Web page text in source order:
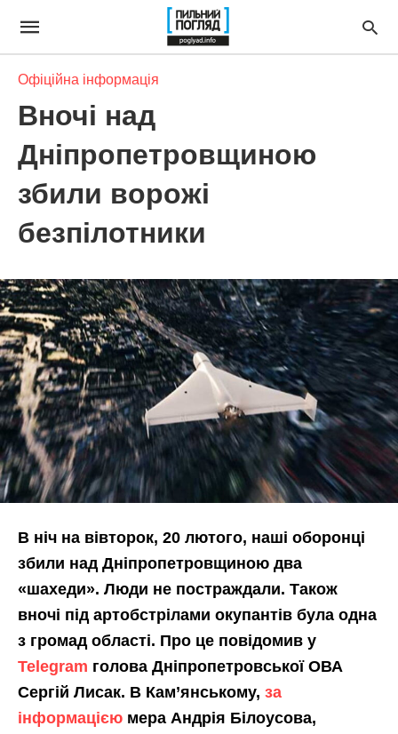
Офіційна інформація
Вночі над
Дніпропетровщиною
збили ворожі
безпілотники
В ніч на вівторок, 20 лютого, наші оборонці
збили над Дніпропетровщиною два
«шахеди». Люди не постраждали. Також
вночі під артобстрілами окупантів була одна
з громад області. Про це повідомив у
Telegram голова Дніпропетровської ОВА
Сергій Лисак. В Кам’янському, за
інформацією мера Андрія Білоусова,